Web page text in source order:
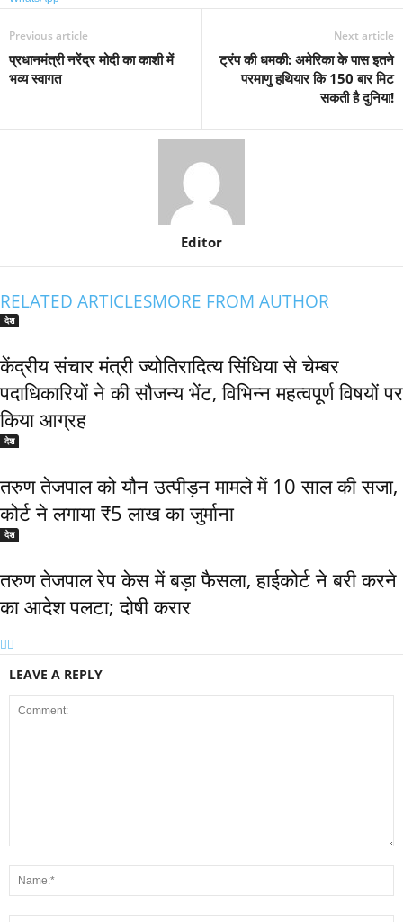
Previous article
प्रधानमंत्री नरेंद्र मोदी का काशी में
भव्य स्वागत
Next article
ट्रंप की धमकी: अमेरिका के पास इतने
परमाणु हथियार कि 150 बार मिट
सकती है दुनिया!
Editor
RELATED ARTICLESMORE FROM AUTHOR
देश
केंद्रीय संचार मंत्री ज्योतिरादित्य सिंधिया से चेम्बर
पदाधिकारियों ने की सौजन्य भेंट, विभिन्न महत्वपूर्ण विषयों पर
किया आग्रह
देश
तरुण तेजपाल को यौन उत्पीड़न मामले में 10 साल की सजा,
कोर्ट ने लगाया ₹5 लाख का जुर्माना
देश
तरुण तेजपाल रेप केस में बड़ा फैसला, हाईकोर्ट ने बरी करने
का आदेश पलटा; दोषी करार
LEAVE A REPLY